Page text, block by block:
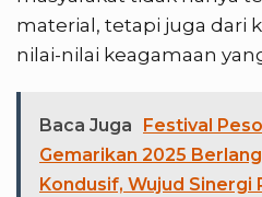
material, tetapi juga dari
nilai-nilai keagamaan
Baca Juga
Festival
Gemarikan 2025
Kondusif, Wujud Sinergi